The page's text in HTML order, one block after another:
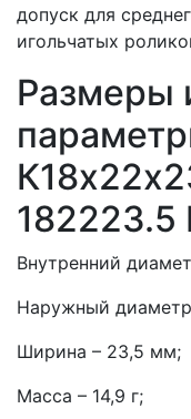
допуск для
игольчатых
Размеры
182223.5
Внутренний
Наружный
Ширина – 23,5 мм;
Масса – 14,9 г;